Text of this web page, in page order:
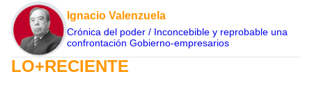
Ignacio Valenzuela
Crónica del poder / Inconcebible y reprobable una
confrontación Gobierno-empresarios
LO+RECIENTE